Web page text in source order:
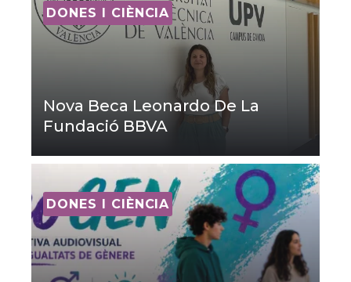
DONES I CIÈNCIA
Nova Beca Leonardo De La
Fundació BBVA
DONES I CIÈNCIA